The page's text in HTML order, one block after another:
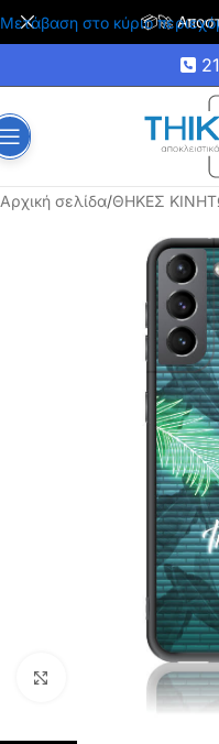
Μετάβαση στο κύριο📦🚀
Αρχική σελίδα/ΘΗΚΕΣ
Click to enlarge